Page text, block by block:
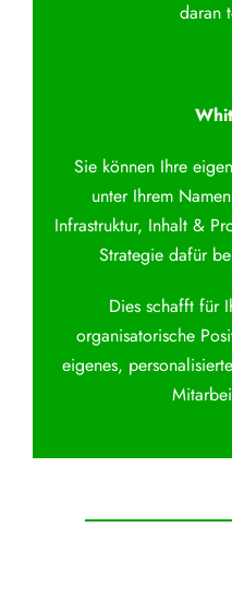
daran
Sie können Ihre
unter Ihrem
Infrastruktur, Inhalt &
Strategie dafür
Dies schafft für
organisatorische
eigenes,